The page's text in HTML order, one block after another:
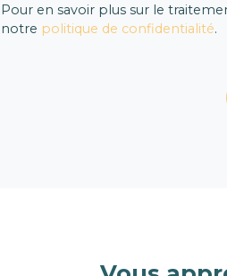
Pour en savoir plus sur le
notre politique de confidentialité.